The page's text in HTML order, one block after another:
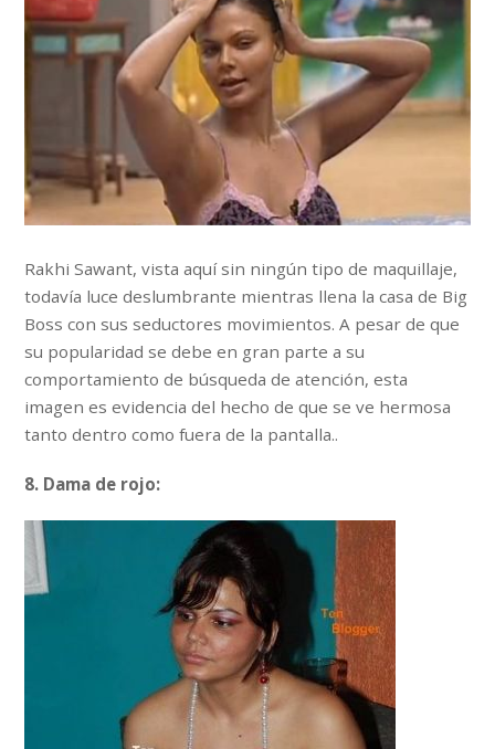
Rakhi Sawant, vista aquí sin ningún tipo de maquillaje,
todavía luce deslumbrante mientras llena la casa de Big
Boss con sus seductores movimientos. A pesar de que
su popularidad se debe en gran parte a su
comportamiento de búsqueda de atención, esta
imagen es evidencia del hecho de que se ve hermosa
tanto dentro como fuera de la pantalla..
8. Dama de rojo: